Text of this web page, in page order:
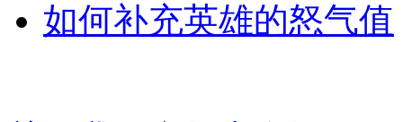
如何补充英雄的怒气值